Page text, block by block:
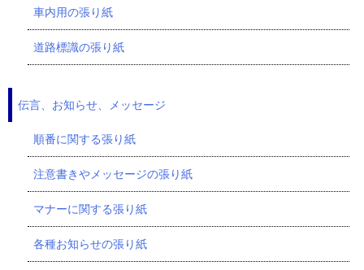
車内用の張り紙
道路標識の張り紙
伝言、お知らせ、メッセージ
順番に関する張り紙
注意書きやメッセージの張り紙
マナーに関する張り紙
各種お知らせの張り紙